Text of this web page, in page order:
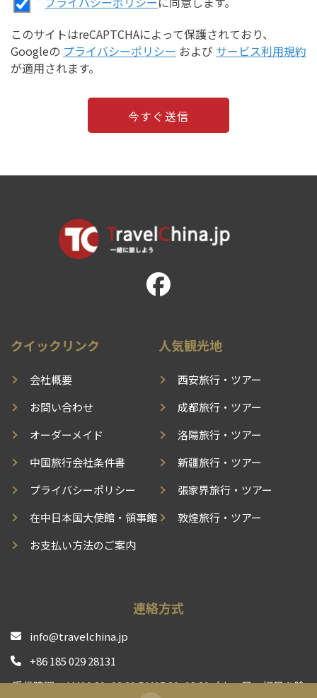
このサイトはreCAPTCHAによって保護されており、
Googleの プライバシーポリシー および サービス利用規約
が適用されます。
クイックリンク
会社概要
お問い合わせ
オーダーメイド
中国旅行会社条件書
プライバシーポリシー
在中日本国大使館・領事館
お支払い方法のご案内
人気観光地
西安旅行・ツアー
成都旅行・ツアー
洛陽旅行・ツアー
新疆旅行・ツアー
張家界旅行・ツアー
敦煌旅行・ツアー
連絡方式
info@travelchina.jp
+86 185 029 28131
受信時間：AM10:30~12:30 PM15:30~18:30（土、日、祝日を除